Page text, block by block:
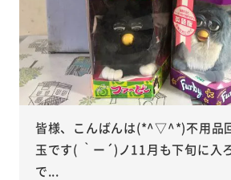
皆様、こんばんは(*^▽^*)不用品
玉です( ｀ー´)ノ11月も下旬に入
で...